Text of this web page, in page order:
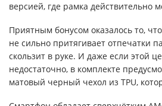
версией, где рамка действительно
Приятным бонусом оказалось то,
не сильно притягивает отпечатки
скользит в руке. И даже если этой
недостаточно, в комплекте
матовый черный чехол из TPU,